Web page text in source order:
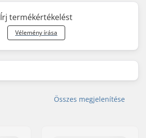
Írj termékértékelést
Vélemény írása
Összes megjelenítése